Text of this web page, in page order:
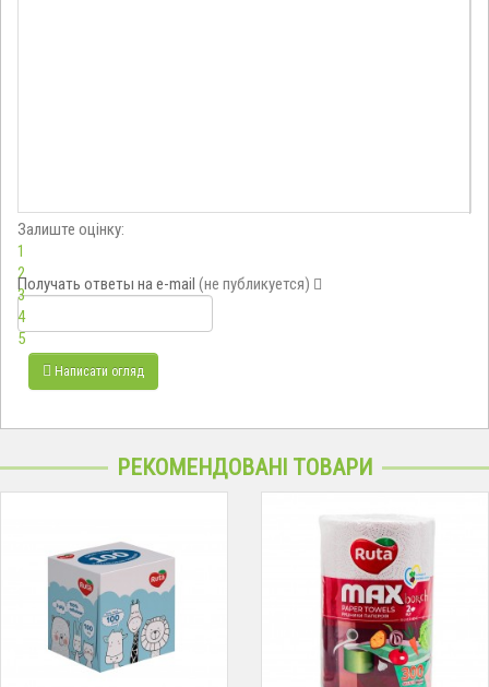
Залиште оцінку:
1
2
3
4
5
Получать ответы на e-mail (не публикуется)
Написати огляд
РЕКОМЕНДОВАНІ ТОВАРИ